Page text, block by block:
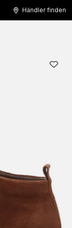
Händler finden